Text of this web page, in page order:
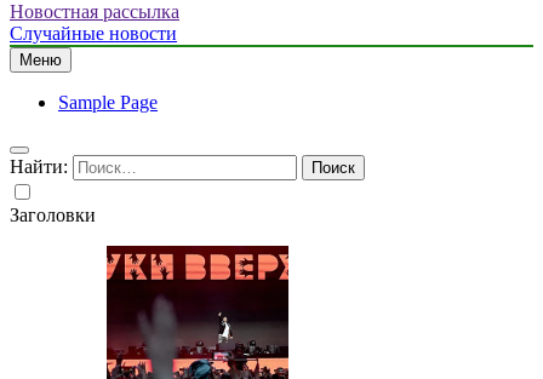
Новостная рассылка
Случайные новости
Меню
Sample Page
Найти:
Заголовки